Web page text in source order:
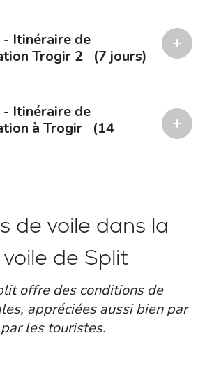
Itinéraire de
Trogir 2
(7 jours)
Itinéraire de
à Trogir
(14
de voile dans la
de Split
offre des conditions de
appréciées aussi bien par
les touristes.